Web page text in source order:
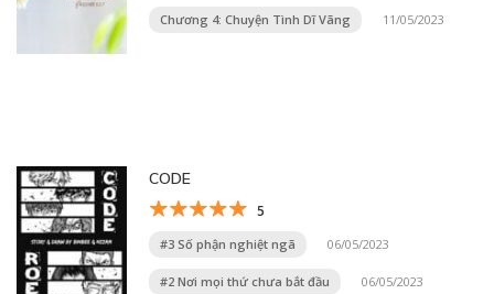
Chương 4: Chuyện Tình Dĩ Vãng 11/05/2023
CODE
5
#3 Số phận nghiệt ngã 06/05/2023
#2 Nơi mọi thứ chưa bắt đầu 06/05/2023